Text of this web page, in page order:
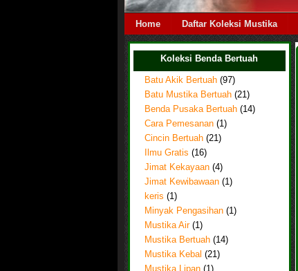
Home Daftar Koleksi Mustika
Koleksi Benda Bertuah
Batu Akik Bertuah (97)
Batu Mustika Bertuah (21)
Benda Pusaka Bertuah (14)
Cara Pemesanan (1)
Cincin Bertuah (21)
Ilmu Gratis (16)
Jimat Kekayaan (4)
Jimat Kewibawaan (1)
keris (1)
Minyak Pengasihan (1)
Mustika Air (1)
Mustika Bertuah (14)
Mustika Kebal (21)